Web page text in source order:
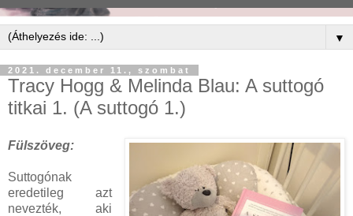
▼
2021. december 11., szombat
Tracy Hogg & Melinda Blau: A ​suttogó
titkai 1. (A suttogó 1.)
Fülszöveg:
Suttogónak ​
eredetileg azt
nevezték, aki